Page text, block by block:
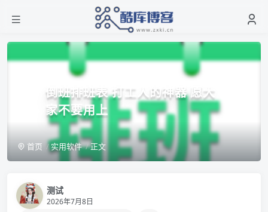
倒班排班表 打工人的神器 愿大
家不要用上
首页 实用软件 正文
测试
2026年7月8日